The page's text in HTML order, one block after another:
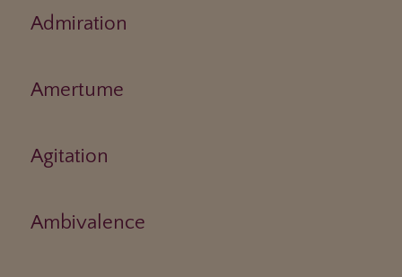
Admiration
Amertume
Agitation
Ambivalence